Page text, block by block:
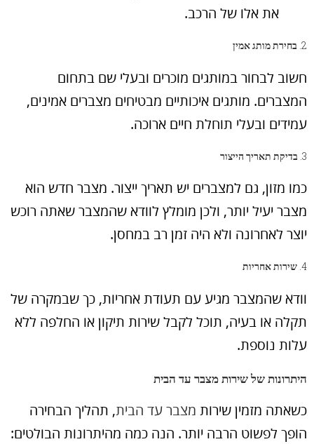
את אלו של הרכב.
2. בחירת מותג אמין
חשוב לבחור במותגים מוכרים ובעלי שם בתחום
המצברים. מותגים איכותיים מבטיחים מצברים אמינים,
עמידים ובעלי תוחלת חיים ארוכה.
3. בדיקת תאריך הייצור
כמו מזון, גם למצברים יש תאריך ייצור. מצבר חדש הוא
מצבר יעיל יותר, ולכן מומלץ לוודא שהמצבר שאתה רוכש
יוצר לאחרונה ולא היה זמן רב במחסן.
4. שירות אחריות
וודא שהמצבר מגיע עם תעודת אחריות, כך שבמקרה של
תקלה או בעיה, תוכל לקבל שירות תיקון או החלפה ללא
עלות נוספת.
היתרונות של שירות מצבר עד הבית
כשאתה מזמין שירות מצבר עד הבית, תהליך הבחירה
הופך לפשוט הרבה יותר. הנה כמה מהיתרונות הבולטים: